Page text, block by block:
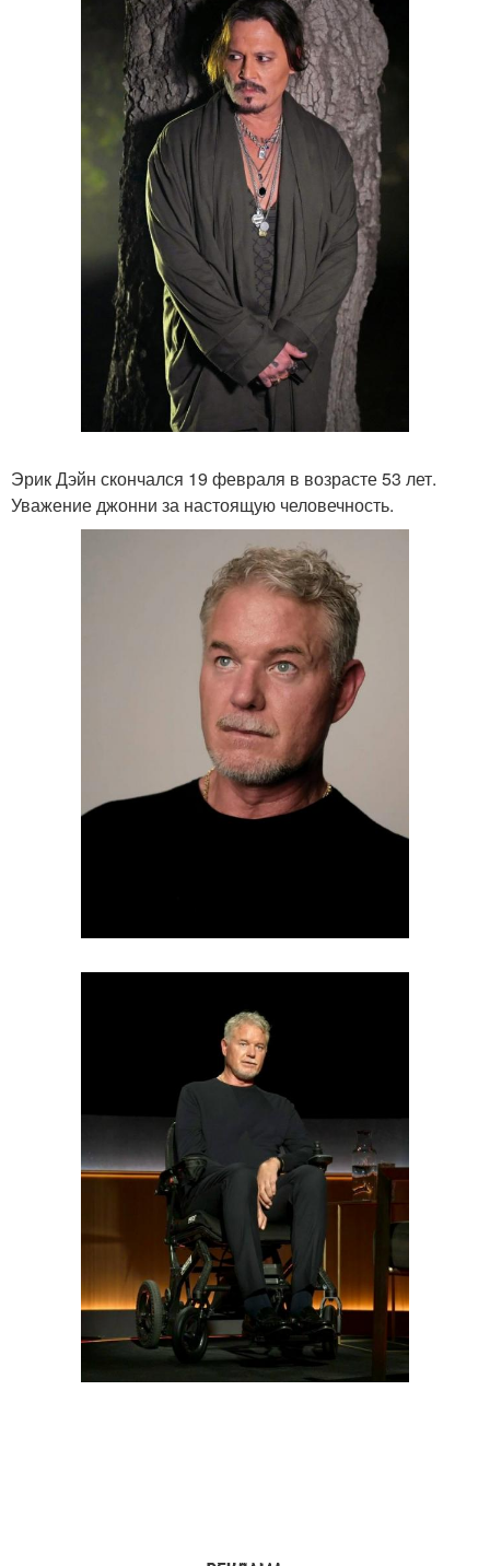
Эрик Дэйн скончался 19 февраля в возрасте 53 лет.
Уважение джонни за настоящую человечность.